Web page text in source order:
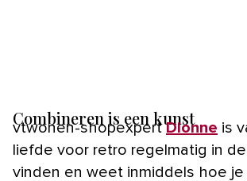
Combineren is een kunst
vtwonen-shopexpertDionne is
liefde voor retro regelmatig in
vinden en weet inmiddels hoe